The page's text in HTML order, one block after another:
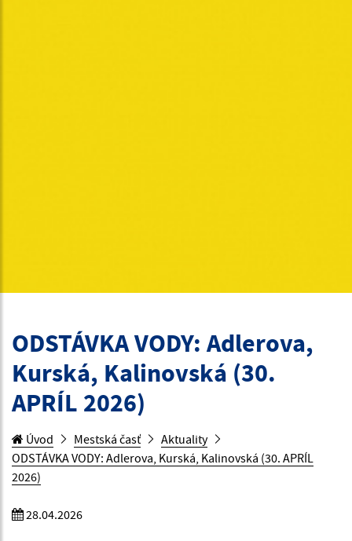
ODSTÁVKA VODY: Adlerova,
Kurská, Kalinovská (30.
APRÍL 2026)
Úvod Mestská časť
Aktuality
ODSTÁVKA VODY: Adlerova, Kurská, Kalinovská (30. APRÍL
2026)
28.04.2026